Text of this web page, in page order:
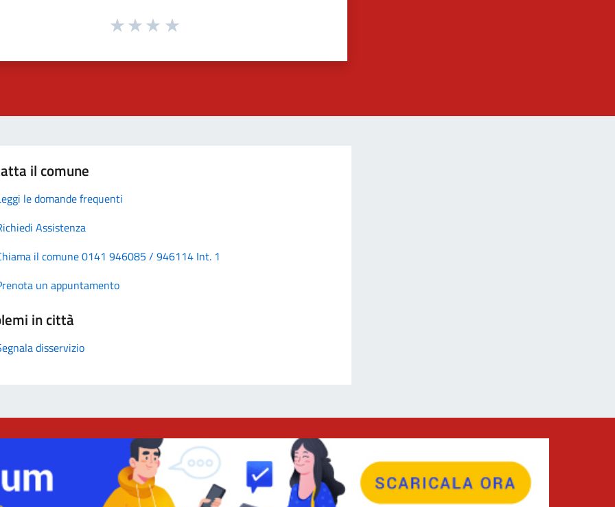
il comune
le domande frequenti
Assistenza
il comune 0141 946085 / 946114 Int. 1
un appuntamento
in città
disservizio